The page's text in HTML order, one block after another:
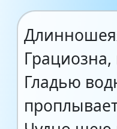
Гладью